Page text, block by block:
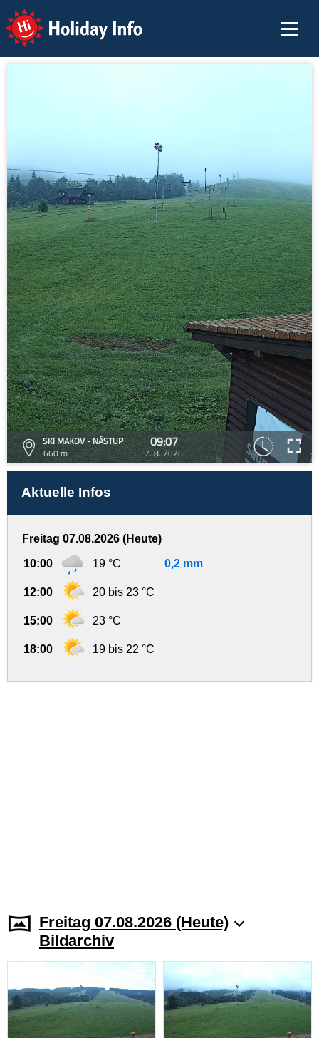
Holiday Info
SKI MAKOV - NÁSTUP
660 m
09:07
7. 8. 2026
Aktuelle Infos
Freitag 07.08.2026 (Heute)
10:00 19 °C 0,2 mm
12:00 20 bis 23 °C
15:00 23 °C
18:00 19 bis 22 °C
Freitag 07.08.2026 (Heute)
Bildarchiv